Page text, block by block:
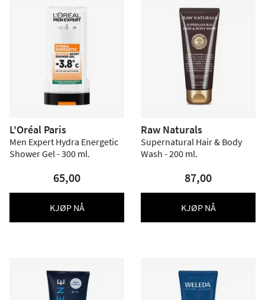
L'Oréal Paris
Men Expert Hydra Energetic
Shower Gel - 300 ml.
65,00
KJØP NÅ
Raw Naturals
Supernatural Hair & Body
Wash - 200 ml.
87,00
KJØP NÅ